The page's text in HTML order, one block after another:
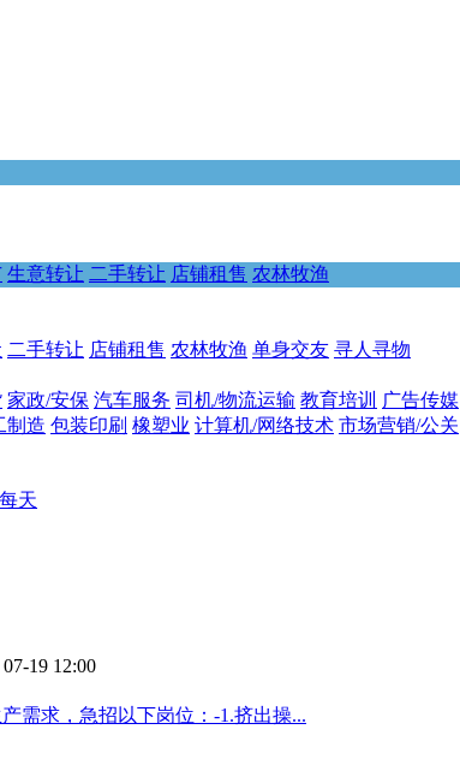
生意转让 二手转让 店铺租售 农林牧渔
二手转让 店铺租售 农林牧渔 单身交友 寻人寻物
家政/安保 汽车服务 司机/物流运输 教育培训 广告传媒
制造 包装印刷 橡塑业 计算机/网络技术 市场营销/公关
天
07-19 12:00
需求，急招以下岗位：-1.挤出操...